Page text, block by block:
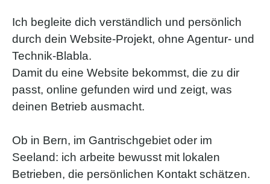
Ich begleite dich verständlich und persönlich
durch dein Website-Projekt, ohne Agentur- und
Technik-Blabla.
Damit du eine Website bekommst, die zu dir
passt, online gefunden wird und zeigt, was
deinen Betrieb ausmacht.
Ob in Bern, im Gantrischgebiet oder im
Seeland: ich arbeite bewusst mit lokalen
Betrieben, die persönlichen Kontakt schätzen.